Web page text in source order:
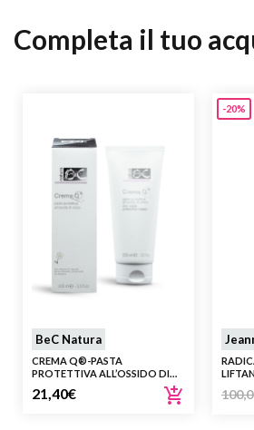
Completa il tuo
BeC Natura
CREMA Q®-PASTA
PROTETTIVA ALL’OSSIDO DI
21,40€
-20%